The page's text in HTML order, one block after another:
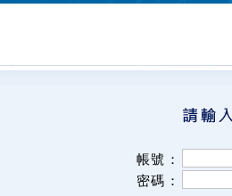
帳號：
密碼：